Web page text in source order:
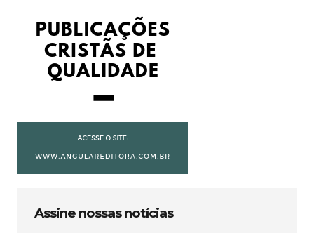
Assine nossas notícias